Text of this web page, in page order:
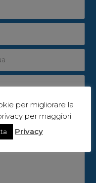
per migliorare la
per maggiori
Privacy